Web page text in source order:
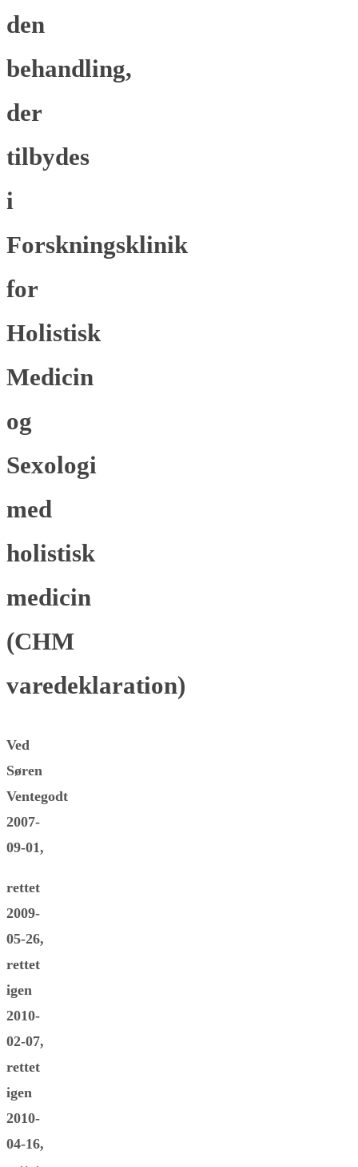
den
behandling,
der
tilbydes
i
Forskningsklinik
for
Holistisk
Medicin
og
Sexologi
med
holistisk
medicin
(CHM
varedeklaration)
Ved
Søren
Ventegodt
2007-
09-01,
rettet
2009-
05-26,
rettet
igen
2010-
02-07,
rettet
igen
2010-
04-16,